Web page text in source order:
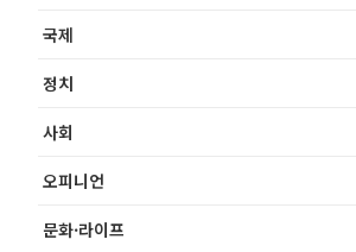
국제
정치
사회
오피니언
문화·라이프